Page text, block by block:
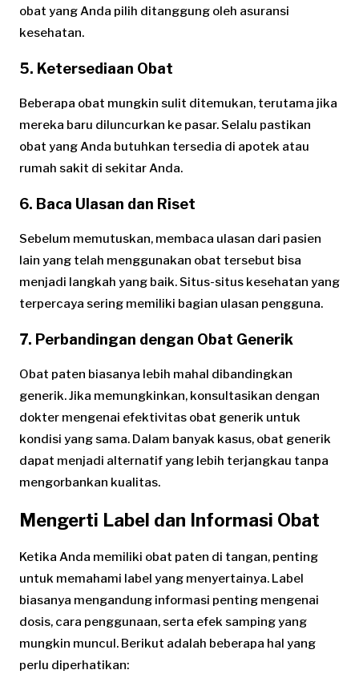
obat yang Anda pilih ditanggung oleh asuransi
kesehatan.
5. Ketersediaan Obat
Beberapa obat mungkin sulit ditemukan, terutama jika
mereka baru diluncurkan ke pasar. Selalu pastikan
obat yang Anda butuhkan tersedia di apotek atau
rumah sakit di sekitar Anda.
6. Baca Ulasan dan Riset
Sebelum memutuskan, membaca ulasan dari pasien
lain yang telah menggunakan obat tersebut bisa
menjadi langkah yang baik. Situs-situs kesehatan yang
terpercaya sering memiliki bagian ulasan pengguna.
7. Perbandingan dengan Obat Generik
Obat paten biasanya lebih mahal dibandingkan
generik. Jika memungkinkan, konsultasikan dengan
dokter mengenai efektivitas obat generik untuk
kondisi yang sama. Dalam banyak kasus, obat generik
dapat menjadi alternatif yang lebih terjangkau tanpa
mengorbankan kualitas.
Mengerti Label dan Informasi Obat
Ketika Anda memiliki obat paten di tangan, penting
untuk memahami label yang menyertainya. Label
biasanya mengandung informasi penting mengenai
dosis, cara penggunaan, serta efek samping yang
mungkin muncul. Berikut adalah beberapa hal yang
perlu diperhatikan: